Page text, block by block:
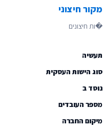
מקור חיצוני
תעשיה
סוג הישות העסקית
נוסד ב
מספר העובדים
מיקום החברה